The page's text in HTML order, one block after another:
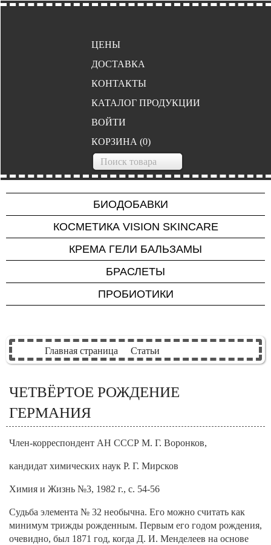
ЦЕНЫ
ДОСТАВКА
КОНТАКТЫ
КАТАЛОГ ПРОДУКЦИИ
ВОЙТИ
КОРЗИНА (0)
БИОДОБАВКИ
Project V
Для нервной системы
Для сердца и сосудов
Для мужчин
Для женщин
Для красоты и
молодости
Для зрения
КОСМЕТИКА VISION SKINCARE
КРЕМА ГЕЛИ БАЛЬЗАМЫ
БРАСЛЕТЫ
ПРОБИОТИКИ
Главная страница Статьи
ЧЕТВЁРТОЕ РОЖДЕНИЕ
ГЕРМАНИЯ
Член-корреспондент АН СССР М. Г. Воронков,
кандидат химических наук Р. Г. Мирсков
Химия и Жизнь №3, 1982 г., с. 54-56
Судьба элемента № 32 необычна. Его можно считать как
минимум трижды рожденным. Первым его годом рождения,
очевидно, был 1871 год, когда Д. И. Менделеев на основе